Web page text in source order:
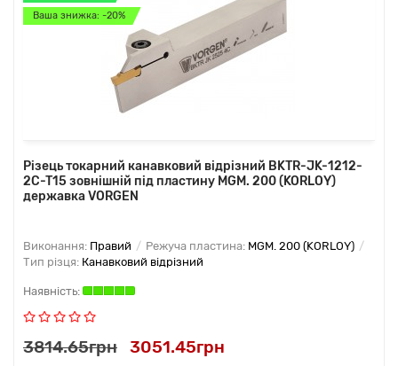
Ваша знижка: -20%
Різець токарний канавковий відрізний BKTR-JK-1212-
2C-T15 зовнішній під пластину MGM. 200 (KORLOY)
державка VORGEN
Виконання: Правий Режуча пластина: MGM. 200 (KORLOY)
Тип різця: Канавковий відрізний
3814.65грн 3051.45грн